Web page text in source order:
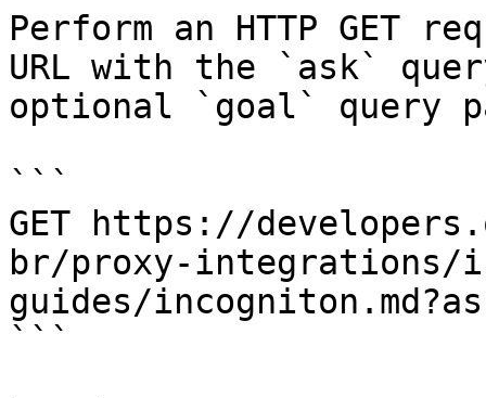
Perform an HTTP GET
URL with the `ask`
optional `goal` query
```
GET https://
br/proxy-integrations/
guides/
```